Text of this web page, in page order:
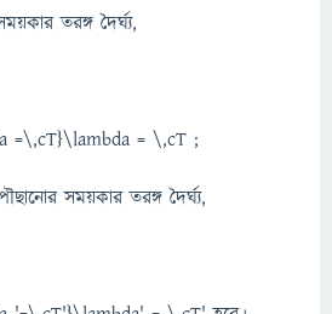
তরঙ্গ দৈর্ঘ্য,
=\,cT}\lambda = \,cT ;
সময়কার তরঙ্গ দৈর্ঘ্য,